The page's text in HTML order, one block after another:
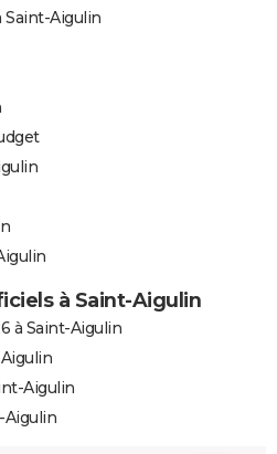
Saint-Aigulin
à Saint-Aigulin
à Saint-Aigulin
Aigulin
Aigulin